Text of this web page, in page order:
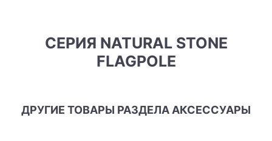
СЕРИЯ NATURAL STONE
FLAGPOLE
ДРУГИЕ ТОВАРЫ РАЗДЕЛА АКСЕССУАРЫ